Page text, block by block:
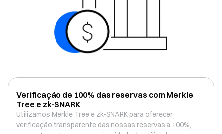
Verificação de 100% das reservas com Merkle
Tree e zk-SNARK
Utilizamos Merkle Tree e zk-SNARK para oferecer
verificação transparente das nossas reservas a 100%,
Utilizamos Merkle Tree e zk-SNARK para oferecer
verificação transparente das nossas reservas a 100%,